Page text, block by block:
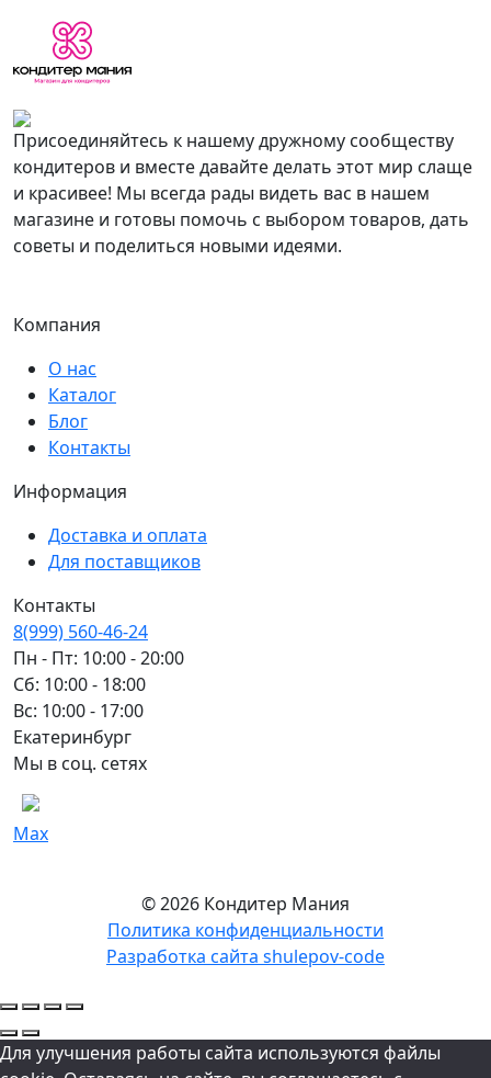
Присоединяйтесь к нашему дружному сообществу
кондитеров и вместе давайте делать этот мир слаще
и красивее! Мы всегда рады видеть вас в нашем
магазине и готовы помочь с выбором товаров, дать
советы и поделиться новыми идеями.
Компания
О нас
Каталог
Блог
Контакты
Информация
Доставка и оплата
Для поставщиков
Контакты
8(999) 560-46-24
Пн - Пт: 10:00 - 20:00
Сб: 10:00 - 18:00
Вс: 10:00 - 17:00
Екатеринбург
Мы в соц. сетях
Max
© 2026 Кондитер Мания
Политика конфиденциальности
Разработка сайта shulepov-code
Для улучшения работы сайта используются файлы